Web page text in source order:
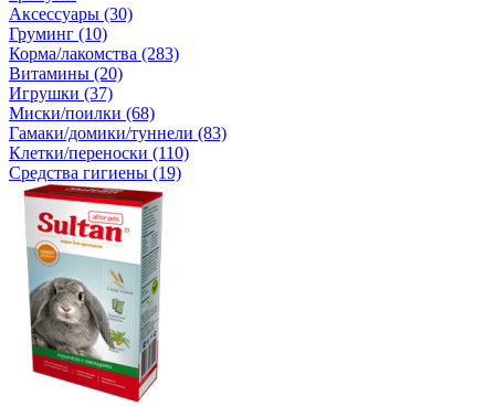
Аксессуары (30)
Груминг (10)
Корма/лакомства (283)
Витамины (20)
Игрушки (37)
Миски/поилки (68)
Гамаки/домики/туннели (83)
Клетки/переноски (110)
Средства гигиены (19)